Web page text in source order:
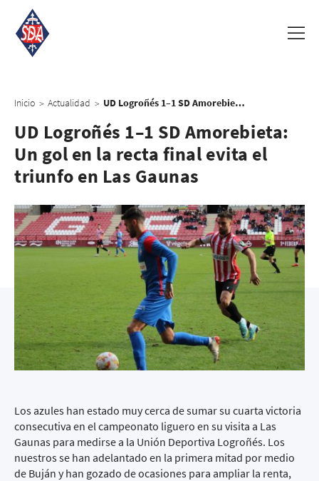
Inicio > Actualidad > UD Logroñés 1–1 SD Amorebieta: Un gol en la recta final evita el triunfo en Las Gaunas
UD Logroñés 1–1 SD Amorebieta:
Un gol en la recta final evita el
triunfo en Las Gaunas
Los azules han estado muy cerca de sumar su cuarta victoria
consecutiva en el campeonato liguero en su visita a Las
Gaunas para medirse a la Unión Deportiva Logroñés. Los
nuestros se han adelantado en la primera mitad por medio
de Buján y han gozado de ocasiones para ampliar la renta,